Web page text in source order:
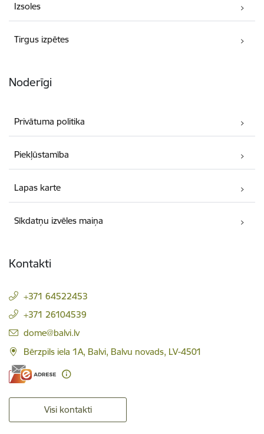
Izsoles
Tirgus izpētes
Noderīgi
Privātuma politika
Piekļūstamība
Lapas karte
Sīkdatņu izvēles maiņa
Kontakti
+371 64522453
+371 26104539
E-pasts:
dome@balvi.lv
Bērzpils iela 1A, Balvi, Balvu novads, LV-4501
Visi kontakti